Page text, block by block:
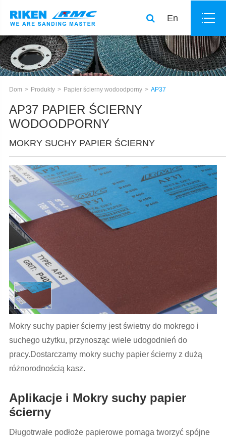
En
Dom Produkty Papier ścierny wodoodporny AP37
AP37 PAPIER ŚCIERNY
WODOODPORNY
MOKRY SUCHY PAPIER ŚCIERNY
Mokry suchy papier ścierny jest świetny do mokrego i
suchego użytku, przynosząc wiele udogodnień do
pracy.Dostarczamy mokry suchy papier ścierny z dużą
różnorodnością kasz.
Aplikacje i Mokry suchy papier
ścierny
Długotrwałe podłoże papierowe pomaga tworzyć spójne